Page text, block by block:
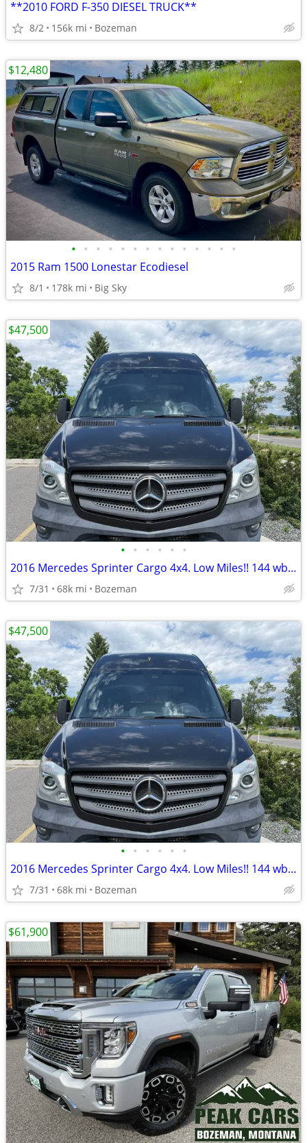
**2010 FORD F-350 DIESEL TRUCK**
8/2 156k mi Bozeman
• • • • • • • • • • • • • •
2015 Ram 1500 Lonestar Ecodiesel
8/1 178k mi Big Sky
$12,480
• • • • • •
2016 Mercedes Sprinter Cargo 4x4. Low Miles!! 144 wb High Roof
7/31 68k mi Bozeman
$47,500
• • • • • •
2016 Mercedes Sprinter Cargo 4x4. Low Miles!! 144 wb High Roof
7/31 68k mi Bozeman
$47,500
$61,900